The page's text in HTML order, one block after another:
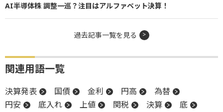
AI半導体株 調整一巡？注目はアルファベット決算！
過去記事一覧を見る
関連用語一覧
決算発表 国債 金利 円高
為替
円安
底入れ 上値 関税 決算
底